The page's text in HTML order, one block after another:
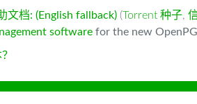
文档: (English fallback) (Torrent 种子,
software for the new